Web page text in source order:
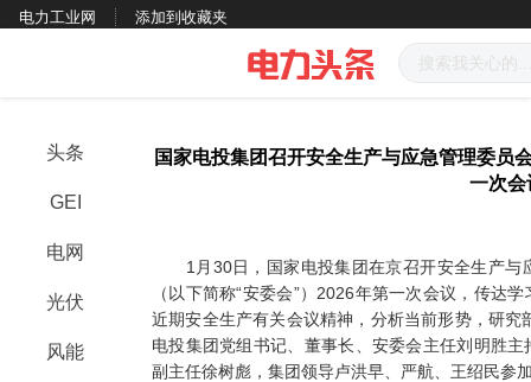
电力工业网 添加到收藏夹
头条
GEI
电网
光伏
风能
国家电投集团召开安全生产与应急管理委员
一次会
1月30日，国家电投集团在京召开安全生产与
（以下简称“安委会”）2026年第一次会议，传达
近期安全生产有关会议精神，分析当前形势，研
电投集团党组书记、董事长、安委会主任刘明胜
副主任徐树彪，集团领导卢洪早、严航、王绍民参